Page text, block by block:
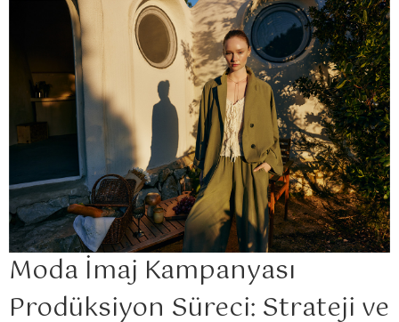
Moda İmaj Kampanyası
Prodüksiyon Süreci: Strateji ve